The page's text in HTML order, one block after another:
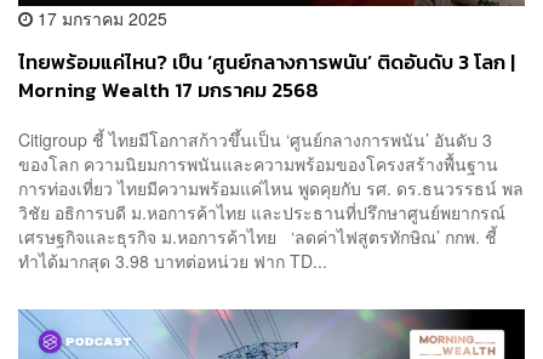
17 มกราคม 2025
ไทยพร้อมแค่ไหน? เป็น ‘ศูนย์กลางการพนัน’ ติดอันดับ 3 โลก |
Morning Wealth 17 มกราคม 2568
Citigroup ชี้ ไทยมีโอกาสก้าวขึ้นเป็น ‘ศูนย์กลางการพนัน’ อันดับ 3
ของโลก ความนิยมการพนันและความพร้อมของโครงสร้างพื้นฐาน
การท่องเที่ยว ไทยมีความพร้อมแค่ไหน พูดคุยกับ รศ. ดร.ธนวรรธน์ พล
วิชัย อธิการบดี ม.หอการค้าไทย และประธานที่ปรึกษาศูนย์พยากรณ์
เศรษฐกิจและธุรกิจ ม.หอการค้าไทย ‘ลดค่าไฟสูตรทักษิณ’ กกพ. ชี้
ทำได้มากสุด 3.98 บาทต่อหน่วย ฟาก TD...